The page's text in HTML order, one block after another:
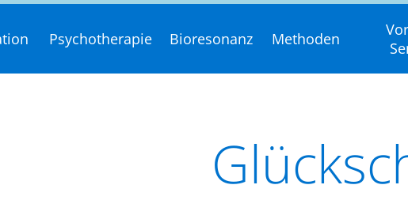
Psychotherapie Bioresonanz Methoden